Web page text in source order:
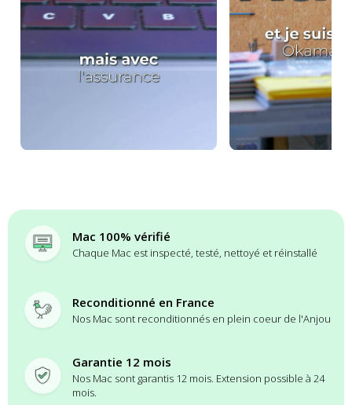
Mac 100% vérifié
Chaque Mac est inspecté, testé, nettoyé et réinstallé
Reconditionné en France
Nos Mac sont reconditionnés en plein coeur de l'Anjou
Garantie 12 mois
Nos Mac sont garantis 12 mois. Extension possible à 24
mois.